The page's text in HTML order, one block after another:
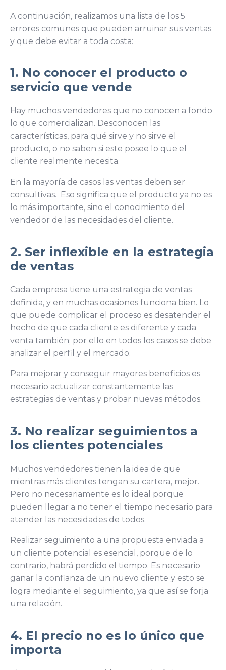
A continuación, realizamos una lista de los 5
errores comunes que pueden arruinar sus ventas
y que debe evitar a toda costa:
1. No conocer el producto o
servicio que vende
Hay muchos vendedores que no conocen a fondo
lo que comercializan. Desconocen las
características, para qué sirve y no sirve el
producto, o no saben si este posee lo que el
cliente realmente necesita.
En la mayoría de casos las ventas deben ser
consultivas. Eso significa que el producto ya no es
lo más importante, sino el conocimiento del
vendedor de las necesidades del cliente.
2. Ser inflexible en la estrategia
de ventas
Cada empresa tiene una estrategia de ventas
definida, y en muchas ocasiones funciona bien. Lo
que puede complicar el proceso es desatender el
hecho de que cada cliente es diferente y cada
venta también; por ello en todos los casos se debe
analizar el perfil y el mercado.
Para mejorar y conseguir mayores beneficios es
necesario actualizar constantemente las
estrategias de ventas y probar nuevas métodos.
3. No realizar seguimientos a
los clientes potenciales
Muchos vendedores tienen la idea de que
mientras más clientes tengan su cartera, mejor.
Pero no necesariamente es lo ideal porque
pueden llegar a no tener el tiempo necesario para
atender las necesidades de todos.
Realizar seguimiento a una propuesta enviada a
un cliente potencial es esencial, porque de lo
contrario, habrá perdido el tiempo. Es necesario
ganar la confianza de un nuevo cliente y esto se
logra mediante el seguimiento, ya que así se forja
una relación.
4. El precio no es lo único que
importa